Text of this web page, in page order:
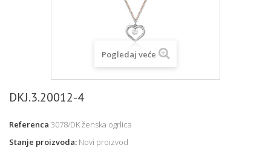
Pogledaj veće
DKJ.3.20012-4
Referenca 3078/DK ženska ogrlica
Stanje proizvoda: Novi proizvod